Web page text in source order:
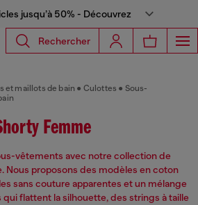
jusqu’à 50% - Découvrez
Rechercher
et maillots de bain Culottes
Sous-
Femme
vêtements avec notre collection de
Nous proposons des modèles en coton
sans couture apparentes et un mélange
flattent la silhouette, des strings à taille